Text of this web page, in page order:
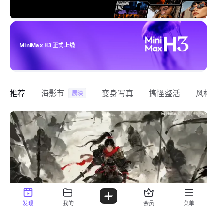
MiniMax H3 正式上线
推荐 海影节 展映 变身写真 搞怪整活 风格
发现 我的 会员 菜单